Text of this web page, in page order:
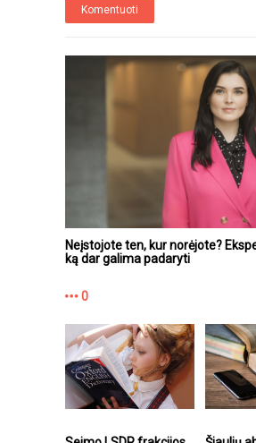
Komentuoti
Neįstojote ten, kur norėjote?
ką dar galima padaryti
0